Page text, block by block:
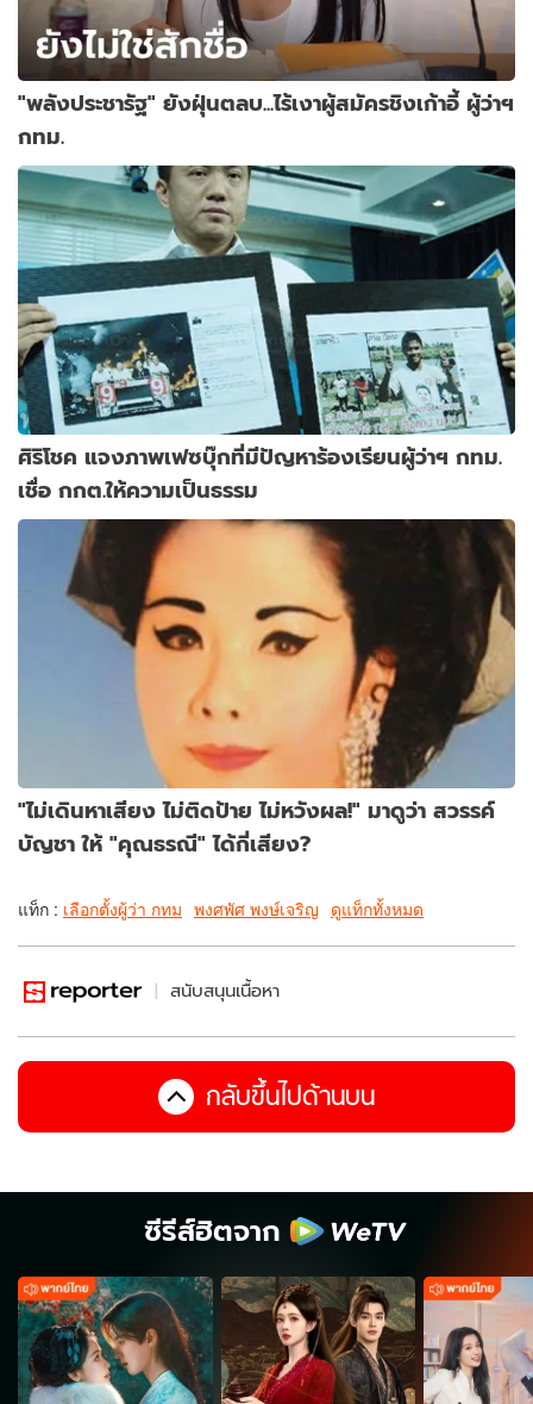
"พลังประชารัฐ" ยังฝุ่นตลบ...ไร้เงาผู้สมัครชิงเก้าอี้ ผู้ว่าฯ
กทม.
ศิริโชค แจงภาพเฟซบุ๊กที่มีปัญหาร้องเรียนผู้ว่าฯ กทม.
เชื่อ กกต.ให้ความเป็นธรรม
"ไม่เดินหาเสียง ไม่ติดป้าย ไม่หวังผล!" มาดูว่า สวรรค์
บัญชา ให้ "คุณธรณี" ได้กี่เสียง?
แท็ก : เลือกตั้งผู้ว่า กทม พงศพัศ พงษ์เจริญ ดูแท็กทั้งหมด
สนับสนุนเนื้อหา
กลับขึ้นไปด้านบน
ซีรีส์ฮิตจาก